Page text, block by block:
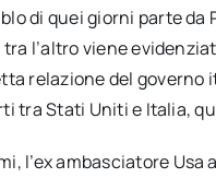
di quei giorni parte da
tra l’altro viene
relazione del governo
tra Stati Uniti e Italia,
l’ex ambasciatore